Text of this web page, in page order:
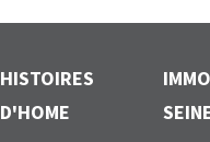
HISTOIRES
D'HOME